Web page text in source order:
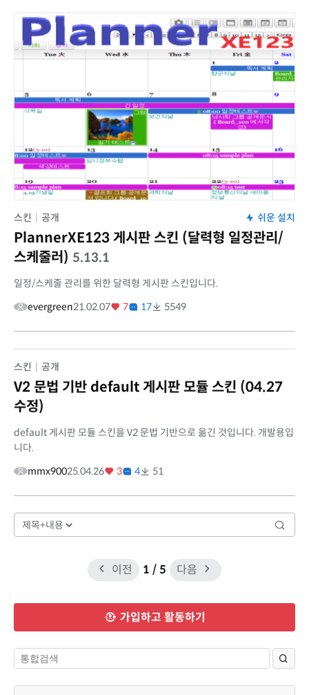
스킨 공개 쉬운 설치
PlannerXE123 게시판 스킨 (달력형 일정관리/
스케줄러) 5.13.1
일정/스케줄 관리를 위한 달력형 게시판 스킨입니다.
evergreen21.02.07 7 17 5549
스킨 공개
V2 문법 기반 default 게시판 모듈 스킨 (04.27
수정)
default 게시판 모듈 스킨을 V2 문법 기반으로 옮긴 것입니다. 개발용입
니다.
mmx90025.04.26 3 4 51
이전 1 / 5 다음
가입하고 활동하기